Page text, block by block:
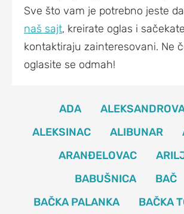
Sve što vam je potrebno jeste
naš sajt, kreirate oglas i
kontaktiraju zainteresovani. Ne
oglasite se odmah!
ADA
ALEKSINAC
ALIBUNAR
ARANĐELOVAC
BABUŠNICA
BAČ
BAČKA PALANKA
BAČKA